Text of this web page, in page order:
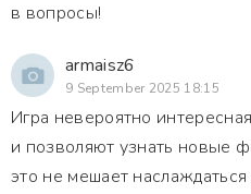
в вопросы!
armaisz6
9 September 2025 18:15
Игра невероятно
и позволяют узнать новые
это не мешает